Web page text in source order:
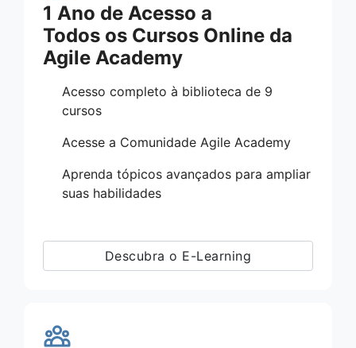
1 Ano de Acesso a
Todos os Cursos Online da
Agile Academy
Acesso completo à biblioteca de 9
cursos
Acesse a Comunidade Agile Academy
Aprenda tópicos avançados para ampliar
suas habilidades
Descubra o E-Learning